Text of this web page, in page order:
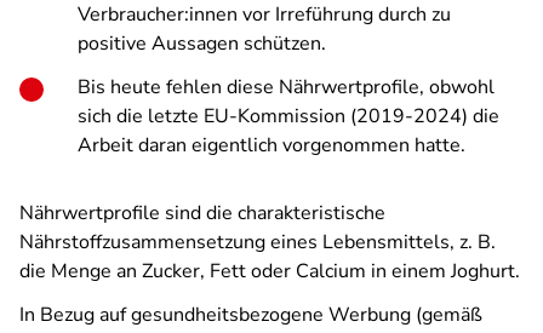
Verbraucher:innen vor Irreführung durch zu
positive Aussagen schützen.
Bis heute fehlen diese Nährwertprofile, obwohl
sich die letzte EU-Kommission (2019-2024) die
Arbeit daran eigentlich vorgenommen hatte.
Nährwertprofile sind die charakteristische
Nährstoffzusammensetzung eines Lebensmittels, z. B.
die Menge an Zucker, Fett oder Calcium in einem Joghurt.
In Bezug auf gesundheitsbezogene Werbung (gemäß